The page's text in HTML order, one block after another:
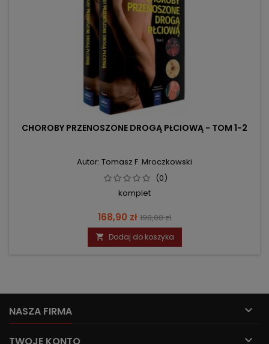
CHOROBY PRZENOSZONE DROGĄ PŁCIOWĄ - TOM 1-2
Autor: Tomasz F. Mroczkowski
(0)
komplet
Cena
168,90 zł Cena
podstawowa
198,00 zł
 Dodaj do koszyka
NASZA FIRMA 
